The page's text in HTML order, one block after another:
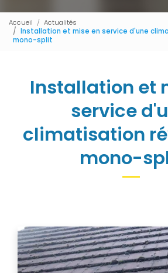
Accueil
Actualités
Installation et mise en service d'une
mono-split
Installation et
service
climatisation
mono-